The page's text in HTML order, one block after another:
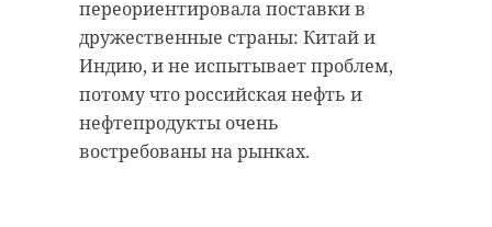
переориентировала поставки в
дружественные страны: Китай и
Индию, и не испытывает проблем,
потому что российская нефть и
нефтепродукты очень
востребованы на рынках.
около 320 эвакуированным, из них
265 военнослужащих и 55 мирных
жителей. По словам Владимира
Бородийчука, главы Пениковского
сельского поселения
Ломоносовского муниципального
Дискуссия на пленарной сессии
затронула широчайший спектр
вопросов. отметил представитель
в Совфеде от 47 региона.